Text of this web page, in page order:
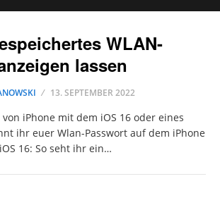
WLAN-
lassen
13. SEPTEMBER 2022
iPhone mit dem iOS 16 oder eines
ihr euer Wlan-Passwort auf dem iPhone
16: So seht ihr ein…